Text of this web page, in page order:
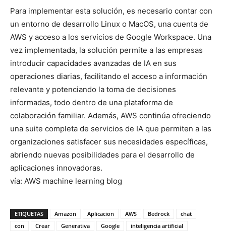
Para implementar esta solución, es necesario contar con
un entorno de desarrollo Linux o MacOS, una cuenta de
AWS y acceso a los servicios de Google Workspace. Una
vez implementada, la solución permite a las empresas
introducir capacidades avanzadas de IA en sus
operaciones diarias, facilitando el acceso a información
relevante y potenciando la toma de decisiones
informadas, todo dentro de una plataforma de
colaboración familiar. Además, AWS continúa ofreciendo
una suite completa de servicios de IA que permiten a las
organizaciones satisfacer sus necesidades específicas,
abriendo nuevas posibilidades para el desarrollo de
aplicaciones innovadoras.
vía: AWS machine learning blog
ETIQUETAS Amazon Aplicacion AWS Bedrock
chat
con
Crear Generativa Google
inteligencia artificial